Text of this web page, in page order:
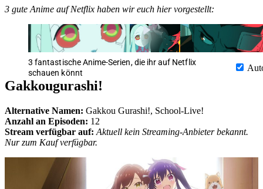
3 gute Anime auf Netflix haben wir euch hier vorgestellt:
3 fantastische Anime-Serien, die ihr auf Netflix
schauen könnt
Gakkougurashi!
Alternative Namen: Gakkou Gurashi!, School-Live!
Anzahl an Episoden: 12
Stream verfügbar auf: Aktuell kein Streaming-Anbieter bekannt.
Nur zum Kauf verfügbar.